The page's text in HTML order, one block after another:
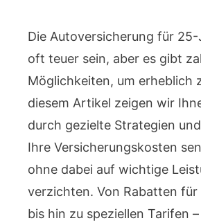
Die Autoversicherung für
oft teuer sein, aber es gibt
Möglichkeiten, um erheblich
diesem Artikel zeigen wir
durch gezielte Strategien
Ihre Versicherungskosten
ohne dabei auf wichtige
verzichten. Von Rabatten
bis hin zu speziellen Tarifen